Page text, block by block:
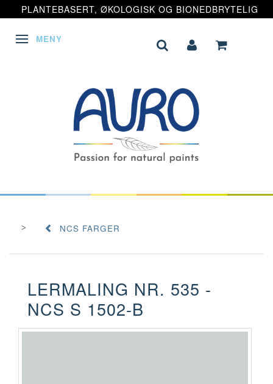
PLANTEBASERT, ØKOLOGISK OG BIONEDBRYTELIG
VEKSLE NAVIGASJON
MENY
NCS FARGER
LERMALING NR. 535 -
NCS S 1502-B